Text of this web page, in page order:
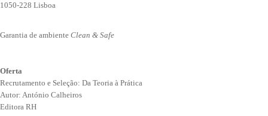
1050-228 Lisboa
Garantia de ambiente Clean & Safe
Oferta
Recrutamento e Seleção: Da Teoria à Prática
Autor: António Calheiros
Editora RH